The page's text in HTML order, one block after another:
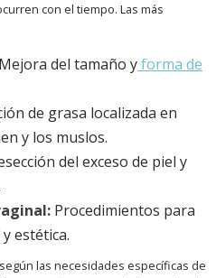
con el tiempo. Las más
Mejora del tamaño yforma de
de grasa localizada en
y los muslos.
del exceso de piel y
Procedimientos para
estética.
las necesidades específicas de